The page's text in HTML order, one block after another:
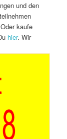
und den
kaufe
hier. Wir